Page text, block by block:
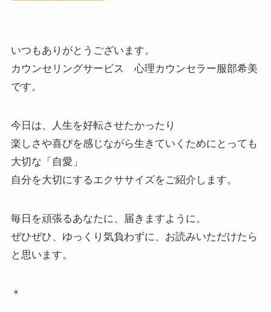
いつもありがとうございます。
カウンセリングサービス 心理カウンセラー服部希美
です。
今日は、人生を好転させたかったり
楽しさや喜びを感じながら生きていくためにとっても
大切な「自愛」
自分を大切にするエクササイズをご紹介します。
毎日を頑張るあなたに、届きますように。
ぜひぜひ、ゆっくり気負わずに、お読みいただけたら
と思います。
＊